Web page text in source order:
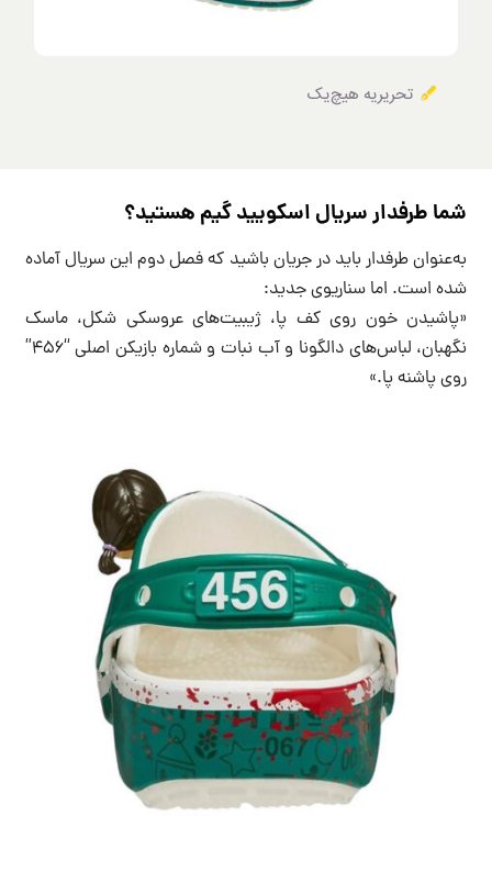
تحریریه هیچ‌یک
شما طرفدار سریال اسکویید گیم هستید؟
به‌عنوان طرفدار باید در جریان باشید که فصل دوم این سریال آماده
شده است. اما سناریوی جدید:
«پاشیدن خون روی کف پا، ژیبیت‌های عروسکی شکل، ماسک
نگهبان، لباس‌های دالگونا و آب نبات و شماره بازیکن اصلی “456”
روی پاشنه پا.»